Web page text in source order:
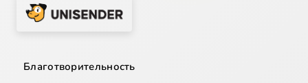
Благотворительность